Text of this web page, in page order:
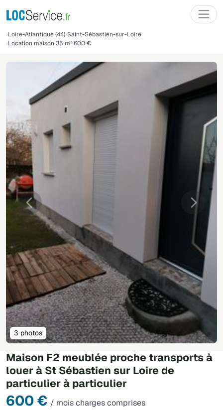
Loire-Atlantique (44) Saint-Sébastien-sur-Loire
Location maison 35 m² 600 €
Maison F2 meublée proche transports à
louer à St Sébastien sur Loire de
particulier à particulier
600 € / mois charges comprises
Précédente
3 photos